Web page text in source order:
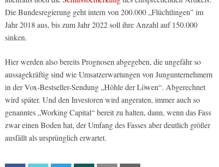
Die Bundesregierung geht intern von 200.000 „Flüchtlingen” im
Jahr 2018 aus, bis zum Jahr 2022 soll ihre Anzahl auf 150.000
sinken.
Hier werden also bereits Prognosen abgegeben, die ungefähr so
aussagekräftig sind wie Umsatzerwartungen von Jungunternehmern
in der Vox-Bestseller-Sendung „Höhle der Löwen“. Abgerechnet
wird später. Und den Investoren wird angeraten, immer auch so
genanntes „Working Capital“ bereit zu halten, dann, wenn das Fass
zwar einen Boden hat, der Umfang des Fasses aber deutlich größer
ausfällt als ursprünglich erwartet.